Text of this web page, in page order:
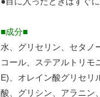
■成分■
水、グリセリン、セタノ
コール、ステアルトリモ
E)、オレイン酸グリセリ
酸、グリシン、アラニン